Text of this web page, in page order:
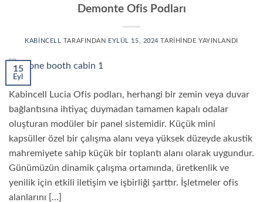
Demonte Ofis Podları
KABINCELL TARAFINDAN EYLÜL 15, 2024 TARIHINDE YAYINLANDI
15
Eyl
Kabincell Lucia Ofis podları, herhangi bir zemin veya duvar
bağlantısına ihtiyaç duymadan tamamen kapalı odalar
oluşturan modüler bir panel sistemidir. Küçük mini
kapsüller özel bir çalışma alanı veya yüksek düzeyde akustik
mahremiyete sahip küçük bir toplantı alanı olarak uygundur.
Günümüzün dinamik çalışma ortamında, üretkenlik ve
yenilik için etkili iletişim ve işbirliği şarttır. İşletmeler ofis
alanlarını […]